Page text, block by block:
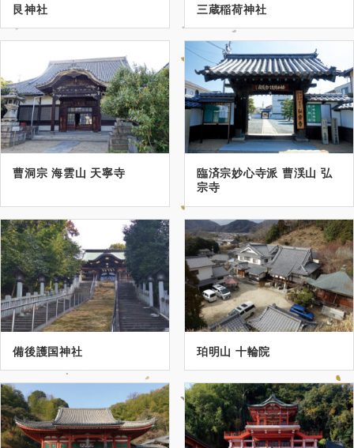
艮神社 三蔵稲荷神社
曹洞宗 海雲山 天寧寺
臨済宗妙心寺派 曹渓山 弘
宗寺
備後護国神社 珀明山 十輪院